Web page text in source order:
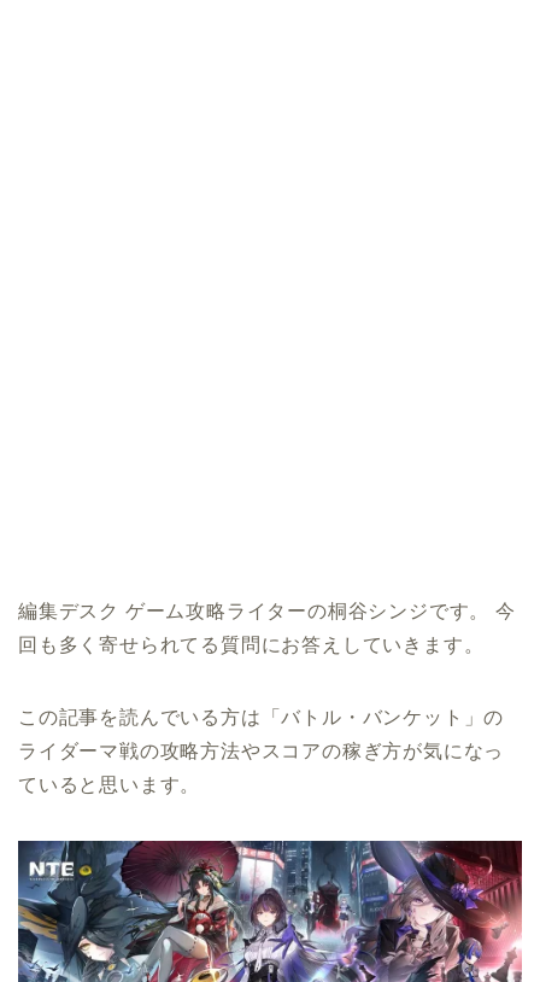
編集デスク ゲーム攻略ライターの桐谷シンジです。 今
回も多く寄せられてる質問にお答えしていきます。
この記事を読んでいる方は「バトル・バンケット」の
ライダーマ戦の攻略方法やスコアの稼ぎ方が気になっ
ていると思います。